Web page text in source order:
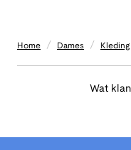
Home / Dames / Kleding
Wat